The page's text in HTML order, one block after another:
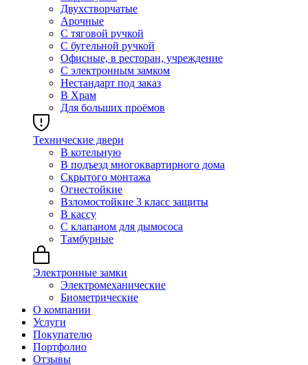
Двухстворчатые
Арочные
С тяговой ручкой
С бугельной ручкой
Офисные, в ресторан, учреждение
С электронным замком
Нестандарт под заказ
В Храм
Для больших проёмов
Технические двери
В котельную
В подъезд многоквартирного дома
Скрытого монтажа
Огнестойкие
Взломостойкие 3 класс защиты
В кассу
С клапаном для дымососа
Тамбурные
Электронные замки
Электромеханические
Биометрические
О компании
Услуги
Покупателю
Портфолио
Отзывы